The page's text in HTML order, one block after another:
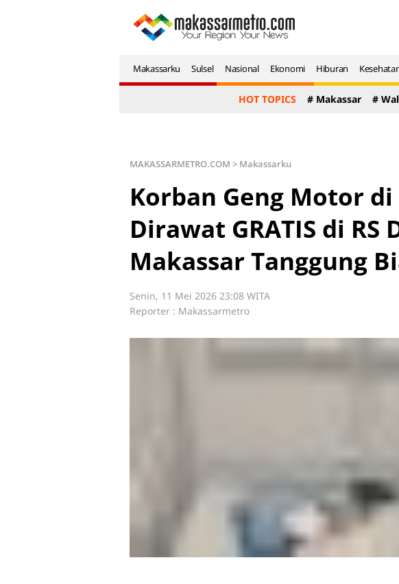
Makassarku Sulsel Nasional Ekonomi Hiburan
HOT TOPICS # Makassar #
MAKASSARMETRO.COM > Makassarku
Korban Geng Motor
Dirawat GRATIS di RS
Makassar Tanggung
Senin, 11 Mei 2026 23:08 WITA
Reporter : Makassarmetro